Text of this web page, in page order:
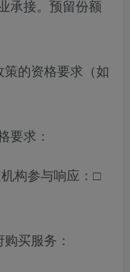
承接。预留份额
策的资格要求（如
要求：
构参与响应：□
买服务：